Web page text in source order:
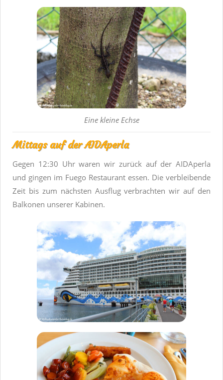
Eine kleine Echse
Mittags auf der AIDAperla
Gegen 12:30 Uhr waren wir zurück auf der AIDAperla
und gingen im Fuego Restaurant essen. Die verbleibende
Zeit bis zum nächsten Ausflug verbrachten wir auf den
Balkonen unserer Kabinen.